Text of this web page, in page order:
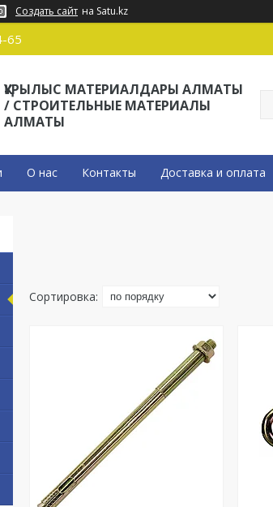
Создать сайт на Satu.kz
65
ҚҰРЫЛЫС МАТЕРИАЛДАРЫ АЛМАТЫ
/ СТРОИТЕЛЬНЫЕ МАТЕРИАЛЫ
АЛМАТЫ
О нас Контакты Доставка и оплата